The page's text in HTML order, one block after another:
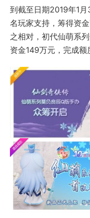
到截至日期2019年1
名玩家支持，筹得资
之相对，初代仙萌系
资金149万元，完成额